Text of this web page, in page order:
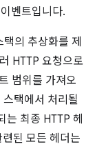
벤트입니다.
의 추상화를 제
HTTP 요청으로
범위를 가져오
택에서 처리될
는 최종 HTTP 헤
된 모든 헤더는